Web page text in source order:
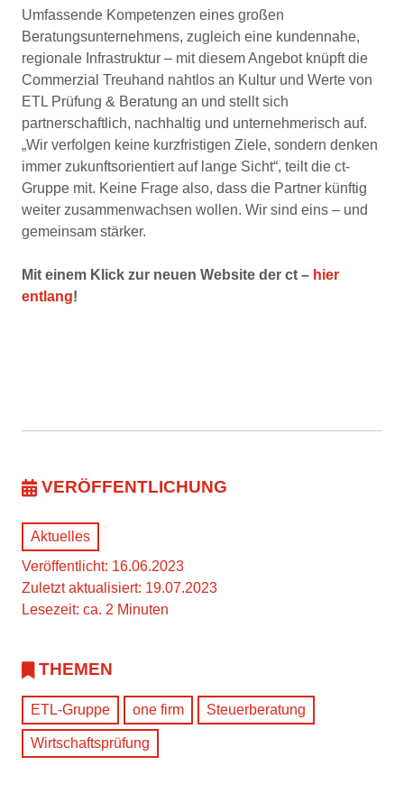
Umfassende Kompetenzen eines großen
Beratungsunternehmens, zugleich eine kundennahe,
regionale Infrastruktur – mit diesem Angebot knüpft die
Commerzial Treuhand nahtlos an Kultur und Werte von
ETL Prüfung & Beratung an und stellt sich
partnerschaftlich, nachhaltig und unternehmerisch auf.
„Wir verfolgen keine kurzfristigen Ziele, sondern denken
immer zukunftsorientiert auf lange Sicht“, teilt die ct-
Gruppe mit. Keine Frage also, dass die Partner künftig
weiter zusammenwachsen wollen. Wir sind eins – und
gemeinsam stärker.
Mit einem Klick zur neuen Website der ct – hier
entlang!
VERÖFFENTLICHUNG
Aktuelles
Veröffentlicht: 16.06.2023
Zuletzt aktualisiert: 19.07.2023
Lesezeit: ca. 2 Minuten
THEMEN
ETL-Gruppe one firm Steuerberatung
Wirtschaftsprüfung